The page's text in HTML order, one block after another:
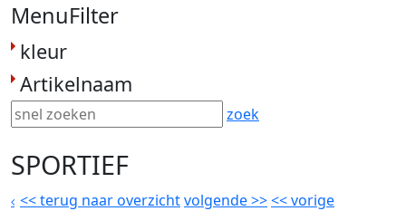
MenuFilter
kleur
Artikelnaam
zoek
SPORTIEF
<<terug naar overzichtvolgende>><<vorige